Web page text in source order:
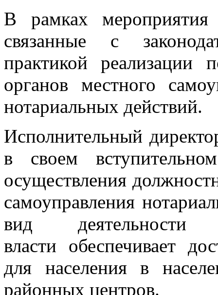
В рамках
связанные с
практикой реализации
органов местного
нотариальных действий.
Исполнительный
в своем
осуществления
самоуправления
вид деятельности
власти обеспечивает
для населения в
районных центров.